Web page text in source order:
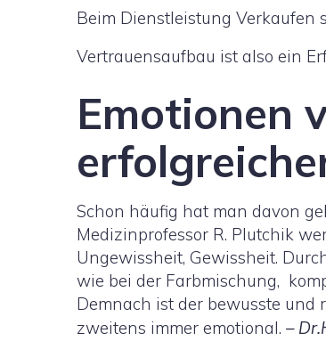
Beim Dienstleistung Verkaufen
Vertrauensaufbau ist also ein
Emotionen
Schon häufig hat man davon
Medizinprofessor R. Plutchik
Ungewissheit, Gewissheit.
wie bei der Farbmischung,
Demnach ist der bewusste
zweitens immer emotional. – Dr.